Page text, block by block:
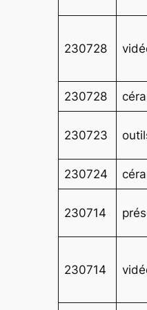
230728
230728
230723
230724
230714
230714